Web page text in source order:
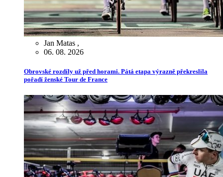
Jan Matas ,
06. 08. 2026
Obrovské rozdíly už před horami. Pátá etapa výrazně překreslila
pořadí ženské Tour de France